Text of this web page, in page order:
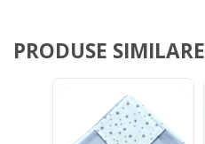
PRODUSE SIMILARE